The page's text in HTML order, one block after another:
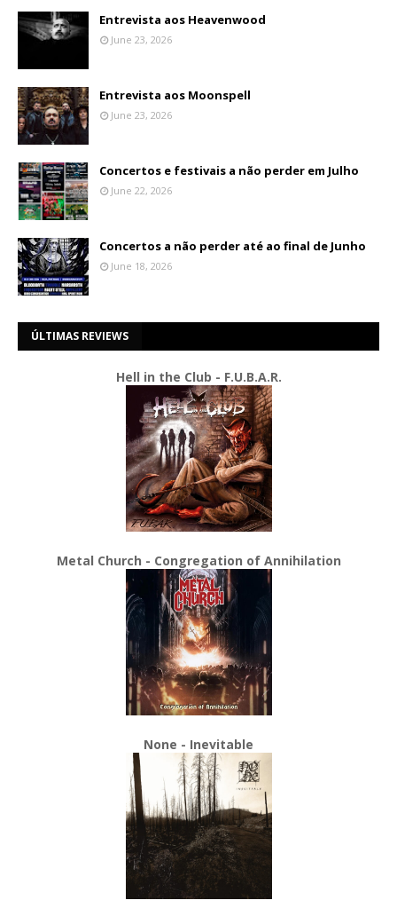
Entrevista aos Heavenwood
June 23, 2026
Entrevista aos Moonspell
June 23, 2026
Concertos e festivais a não perder em Julho
June 22, 2026
Concertos a não perder até ao final de Junho
June 18, 2026
ÚLTIMAS REVIEWS
Hell in the Club - F.U.B.A.R.
Metal Church - Congregation of Annihilation
None - Inevitable